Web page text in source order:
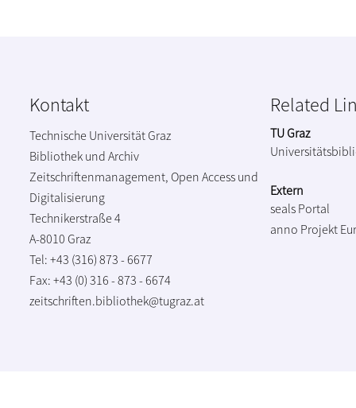
Kontakt
Technische Universität Graz
Bibliothek und Archiv
Zeitschriftenmanagement, Open Access und
Digitalisierung
Technikerstraße 4
A-8010 Graz
Tel: +43 (316) 873 - 6677
Fax: +43 (0) 316 - 873 - 6674
zeitschriften.bibliothek@tugraz.at
Related
TU Graz
Extern
seals Portal
anno Projekt